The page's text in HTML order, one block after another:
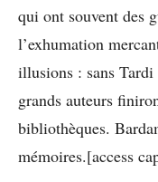
qui ont souvent des
l’exhumation
illusions : sans Tardi
grands auteurs
bibliothèques.
mémoires.[access